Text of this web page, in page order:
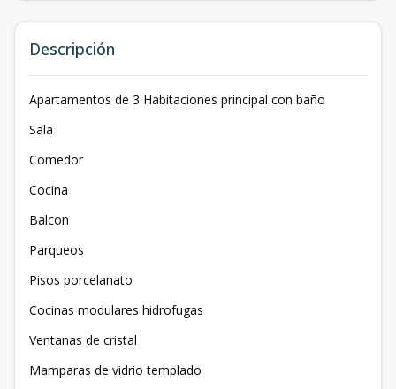
Descripción
Apartamentos de 3 Habitaciones principal con baño
Sala
Comedor
Cocina
Balcon
Parqueos
Pisos porcelanato
Cocinas modulares hidrofugas
Ventanas de cristal
Mamparas de vidrio templado